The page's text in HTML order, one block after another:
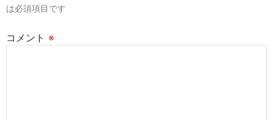
は必須項目です
コメント ※